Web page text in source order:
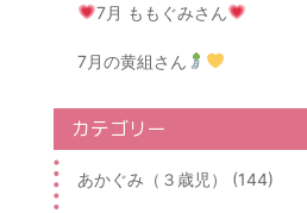
7月 ももぐみさん
7月の黄組さん
カテゴリー
あかぐみ（３歳児） (144)